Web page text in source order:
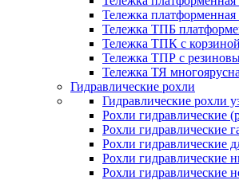
Тележка
Тележка ТПБ
Тележка ТПК с корзиной
Тележка ТПР с
Тележка ТЯ
Гидравлические рохли
Гидравлические рохли
Рохли гидравлические
Рохли гидравлические
Рохли гидравлические
Рохли гидравлические
Рохли гидравлические